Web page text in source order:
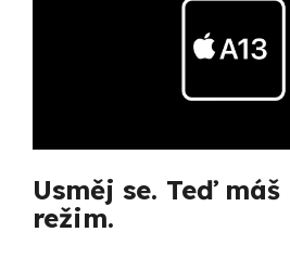
Usměj se. Teď
režim.